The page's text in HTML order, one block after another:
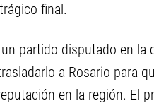
final.
partido disputado en la
a Rosario para
en la región. El